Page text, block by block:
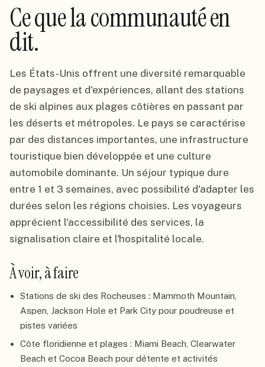
Ce que la communauté en
dit.
Les États-Unis offrent une diversité remarquable
de paysages et d'expériences, allant des stations
de ski alpines aux plages côtières en passant par
les déserts et métropoles. Le pays se caractérise
par des distances importantes, une infrastructure
touristique bien développée et une culture
automobile dominante. Un séjour typique dure
entre 1 et 3 semaines, avec possibilité d'adapter les
durées selon les régions choisies. Les voyageurs
apprécient l'accessibilité des services, la
signalisation claire et l'hospitalité locale.
À voir, à faire
Stations de ski des Rocheuses : Mammoth Mountain,
Aspen, Jackson Hole et Park City pour poudreuse et
pistes variées
Côte floridienne et plages : Miami Beach, Clearwater
Beach et Cocoa Beach pour détente et activités